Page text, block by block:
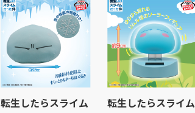
転生したらスライム
転生したらスライム